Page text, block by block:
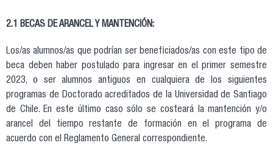
2.1 BECAS DE ARANCEL Y MANTENCIÓN:
Los/as alumnos/as que podrían ser beneficiados/as con este tipo de
beca deben haber postulado para ingresar en el primer semestre
2023, o ser alumnos antiguos en cualquiera de los siguientes
programas de Doctorado acreditados de la Universidad de Santiago
de Chile. En este último caso sólo se costeará la mantención y/o
arancel del tiempo restante de formación en el programa de
acuerdo con el Reglamento General correspondiente.